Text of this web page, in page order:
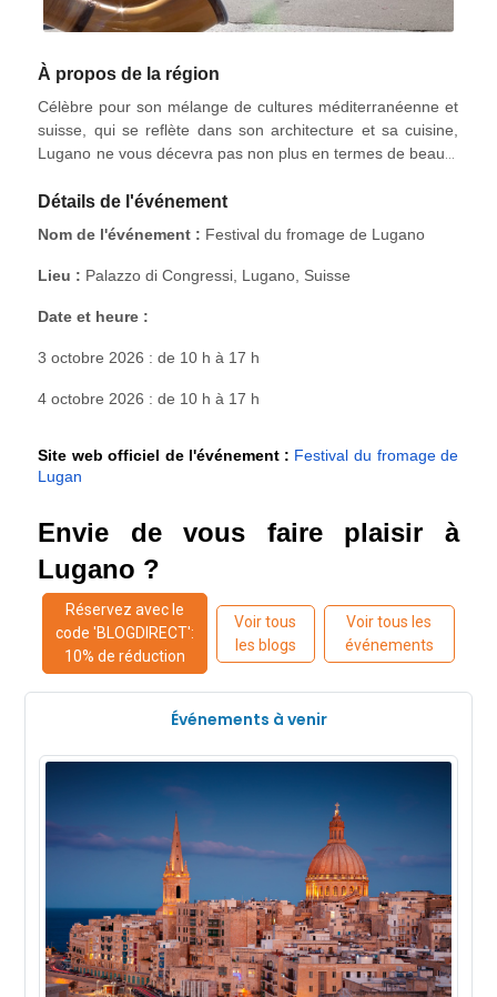
À propos de la région
Célèbre pour son mélange de cultures méditerranéenne et
suisse, qui se reflète dans son architecture et sa cuisine,
Lugano ne vous décevra pas non plus en termes de beauté
montagnes environnantes vous offriront de nombreuses
occasions de profiter de la nature et de pratiquer des
sports. Si vous aimez la vie urbaine, Lugano offre de
nombreuses possibilités de divertissement et de shopping.
Riforma, le Palazzo Civico, le LAC et le jardin du Belvédère.
Détails de l'événement
Nom de l'événement : Festival du fromage de Lugano
Lieu : Palazzo di Congressi, Lugano, Suisse
Date et heure :
3 octobre 2026 : de 10 h à 17 h
4 octobre 2026 : de 10 h à 17 h
Site web officiel de l'événement : Festival du fromage de
Lugan
Envie de vous faire plaisir à
Lugano ?
Réservez avec le
code 'BLOGDIRECT':
10% de réduction
Voir tous
les blogs
Voir tous les
événements
Événements à venir